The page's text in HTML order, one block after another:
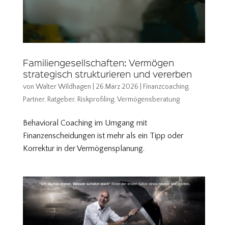
Familiengesellschaften: Vermögen
strategisch strukturieren und vererben
von Walter Wildhagen 26.März 2026 Finanzcoaching,
Partner, Ratgeber, Riskprofiling, Vermögensberatung
Behavioral Coaching im Umgang mit
Finanzenscheidungen ist mehr als ein Tipp oder
Korrektur in der Vermögensplanung.